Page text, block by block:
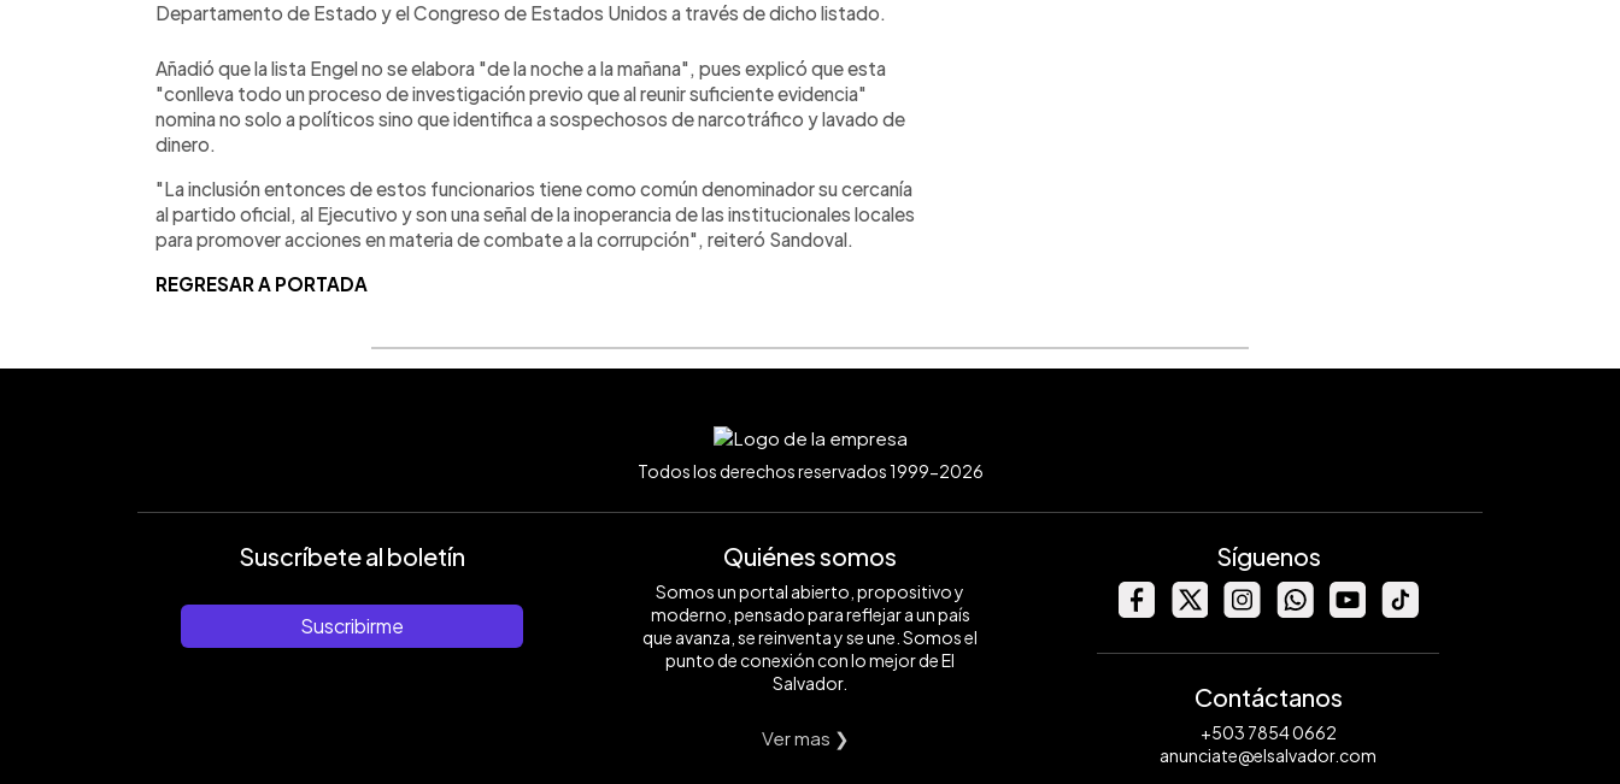
Departamento de Estado y el Congreso de Estados Unidos a través de dicho listado.
Añadió que la lista Engel no se elabora "de la noche a la mañana", pues explicó que esta
"conlleva todo un proceso de investigación previo que al reunir suficiente evidencia"
nomina no solo a políticos sino que identifica a sospechosos de narcotráfico y lavado de
dinero.
"La inclusión entonces de estos funcionarios tiene como común denominador su cercanía
al partido oficial, al Ejecutivo y son una señal de la inoperancia de las institucionales locales
para promover acciones en materia de combate a la corrupción", reiteró Sandoval.
REGRESAR A PORTADA
Todos los derechos reservados 1999-2026
Suscríbete al boletín
Suscribirme
Quiénes somos
Somos un portal abierto, propositivo y
moderno, pensado para reflejar a un país
que avanza, se reinventa y se une. Somos el
punto de conexión con lo mejor de El
Salvador.
Ver mas ❯
Síguenos
Contáctanos
+503 7854 0662
anunciate@elsalvador.com